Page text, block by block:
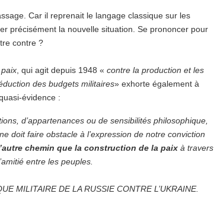
Car il reprenait le langage classique sur les
précisément la nouvelle situation. Se prononcer pour
contre ?
, qui agit depuis 1948 « contre la production et les
des budgets militaires» exhorte également à
évidence :
d’appartenances ou de sensibilités philosophique,
doit faire obstacle à l’expression de notre conviction
chemin que la construction de la paix à travers
entre les peuples.
MILITAIRE DE LA RUSSIE CONTRE L’UKRAINE.